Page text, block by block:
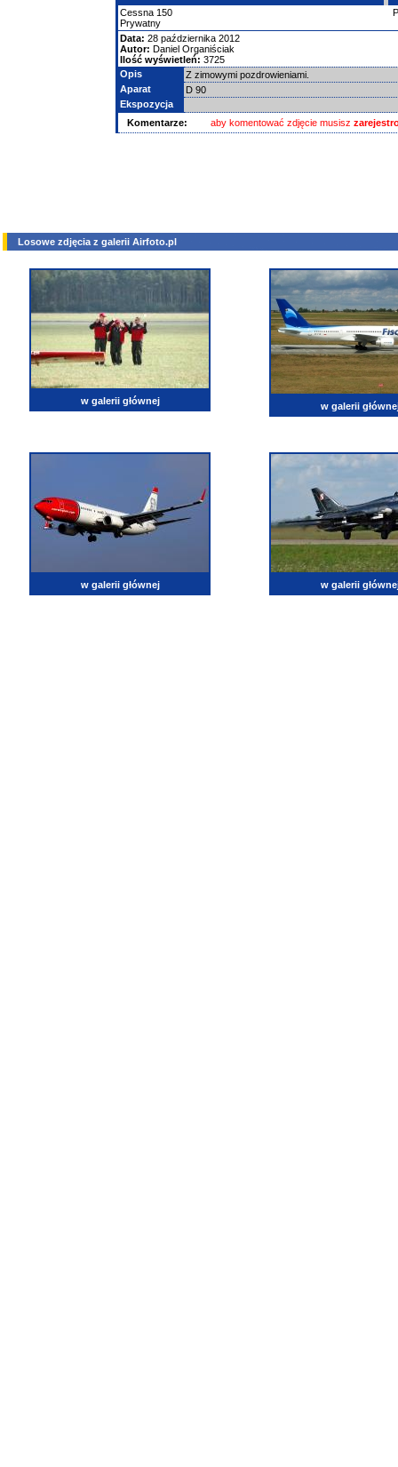
Cessna 150
Prywatny
Data: 28 października 2012
Autor: Daniel Organiściak
Ilość wyświetleń: 3725
Opis
Z zimowymi pozdrowieniami.
Aparat
D 90
Ekspozycja
Komentarze:
aby komentować zdjęcie musisz
Losowe zdjęcia z galerii Airfoto.pl
w galerii głównej w galerii
w galerii głównej w galerii